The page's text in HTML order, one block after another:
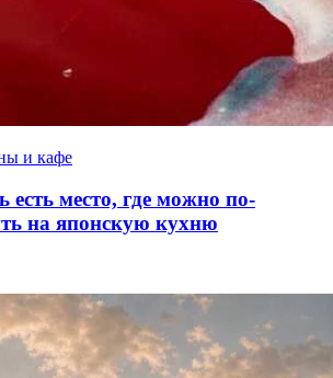
и кафе
есть место, где можно по-
на японскую кухню